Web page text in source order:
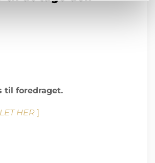
til foredraget.
HER ]